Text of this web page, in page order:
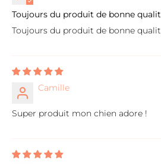
Toujours du produit de bonne
Toujours du produit de bonne
Camille
Super produit mon chien adore !